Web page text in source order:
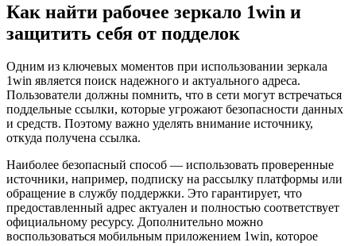
Как найти рабочее зеркало 1win и
защитить себя от подделок
Одним из ключевых моментов при использовании зеркала
1win является поиск надежного и актуального адреса.
Пользователи должны помнить, что в сети могут встречаться
поддельные ссылки, которые угрожают безопасности данных
и средств. Поэтому важно уделять внимание источнику,
откуда получена ссылка.
Наиболее безопасный способ — использовать проверенные
источники, например, подписку на рассылку платформы или
обращение в службу поддержки. Это гарантирует, что
предоставленный адрес актуален и полностью соответствует
официальному ресурсу. Дополнительно можно
воспользоваться мобильным приложением 1win, которое